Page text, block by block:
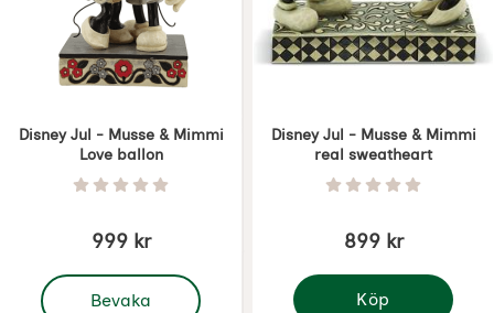
Disney Jul - Musse & Mimmi
Love ballon
Art. nr 7500 Betyg: 0 Stjärnor av 5
999 kr
Bevaka
, Disney Jul - Musse & Mimmi Love ballon
Disney Jul - Musse & Mimmi
real sweatheart
Art. nr 7499 Betyg: 0 Stjärnor
899 kr
Köp